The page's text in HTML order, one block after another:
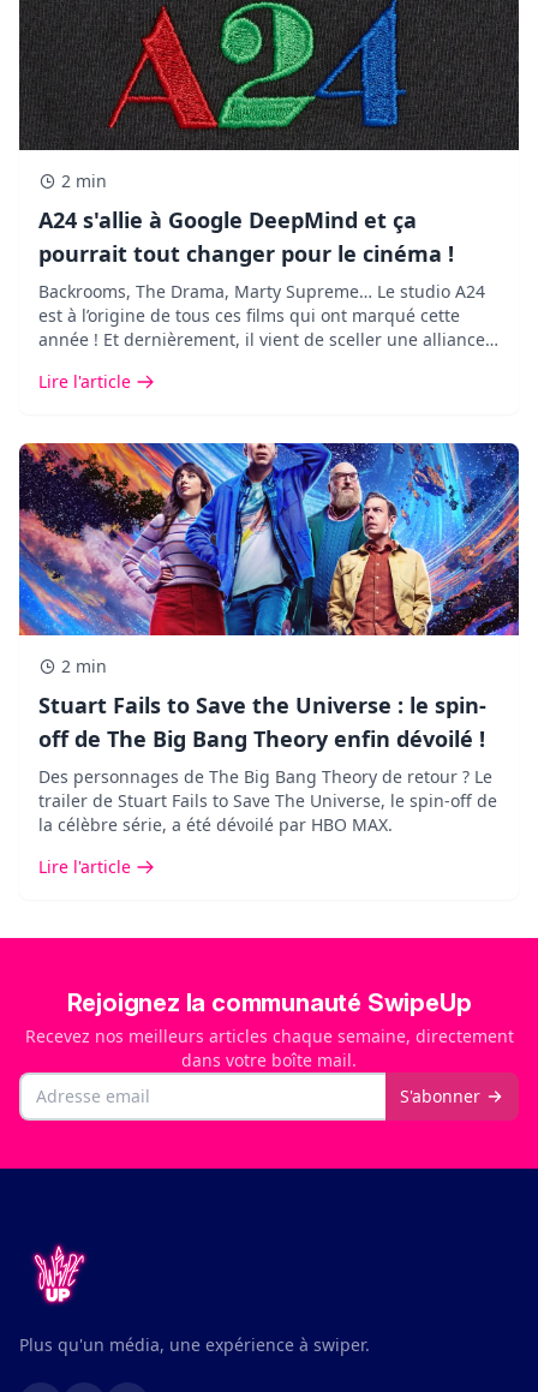
2 min
A24 s'allie à Google DeepMind et ça
pourrait tout changer pour le cinéma !
Backrooms, The Drama, Marty Supreme… Le studio A24
est à l’origine de tous ces films qui ont marqué cette
année ! Et dernièrement, il vient de sceller une alliance
Lire l'article
2 min
Stuart Fails to Save the Universe : le spin-
off de The Big Bang Theory enfin dévoilé !
Des personnages de The Big Bang Theory de retour ? Le
trailer de Stuart Fails to Save The Universe, le spin-off de
la célèbre série, a été dévoilé par HBO MAX.
Lire l'article
Rejoignez la communauté SwipeUp
Recevez nos meilleurs articles chaque semaine, directement
dans votre boîte mail.
Email S'abonner
Plus qu'un média, une expérience à swiper.